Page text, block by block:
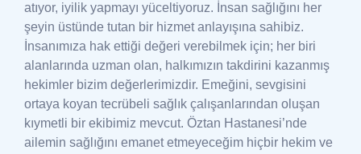
atıyor, iyilik yapmayı yüceltiyoruz. İnsan sağlığını her
şeyin üstünde tutan bir hizmet anlayışına sahibiz.
İnsanımıza hak ettiği değeri verebilmek için; her biri
alanlarında uzman olan, halkımızın takdirini kazanmış
hekimler bizim değerlerimizdir. Emeğini, sevgisini
ortaya koyan tecrübeli sağlık çalışanlarından oluşan
kıymetli bir ekibimiz mevcut. Öztan Hastanesi’nde
ailemin sağlığını emanet etmeyeceğim hiçbir hekim ve